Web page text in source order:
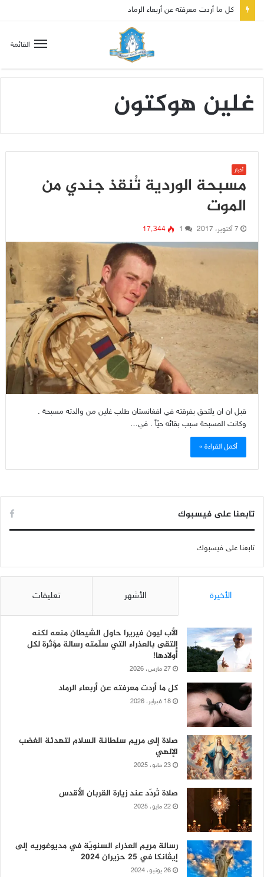
كل ما أردت معرفته عن أربعاء الرماد
القائمة
غلين هوكتون
أخبار
مسبحة الوردية تُنقذ جندي من
الموت
7 أكتوبر، 2017 1 17٬344
قبل ان ان يلتحق بفرقته في افغانستان طلب غلين من والدته مسبحة .
وكانت المسبحة سبب بقائه حيّاً . في…
أكمل القراءة »
تابعنا على فيسبوك
تابعنا على فيسبوك
الأخيرة الأشهر تعليقات
الأب ليون فيريرا حاول الشيطان منعه لكنه
إلتقى بالعذراء التي سلّمته رسالة مؤثّرة لكل
أولادها!
27 مارس، 2026
كل ما أردت معرفته عن أربعاء الرماد
18 فبراير، 2026
صلاة إلى مريم سلطانة السلام لتهدئة الغضب
الإلهي
23 مايو، 2025
صلاة تُردّد عند زيارة القربان الأقدس
22 مايو، 2025
رسالة مريم العذراء السنويّة في مديوغوريه إلى
إيڤانكا في 25 حزيران 2024
26 يونيو، 2024